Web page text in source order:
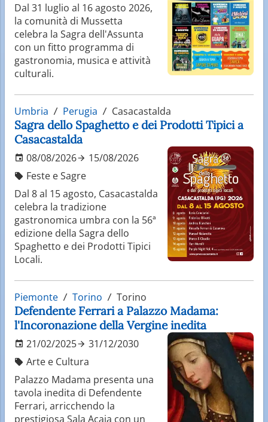
Dal 31 luglio al 16 agosto 2026,
la comunità di Mussetta
celebra la Sagra dell'Assunta
con un fitto programma di
gastronomia, musica e attività
culturali.
Umbria Perugia Casacastalda
Sagra dello Spaghetto e dei Prodotti Tipici a
Casacastalda
08/08/2026
15/08/2026
Feste e Sagre
Dal 8 al 15 agosto, Casacastalda
celebra la tradizione
gastronomica umbra con la 56ª
edizione della Sagra dello
Spaghetto e dei Prodotti Tipici
Locali.
Piemonte Torino Torino
Defendente Ferrari a Palazzo Madama:
l'Incoronazione della Vergine inedita
21/02/2025
31/12/2030
Arte e Cultura
Palazzo Madama presenta una
tavola inedita di Defendente
Ferrari, arricchendo la
prestigiosa Sala Acaia con un